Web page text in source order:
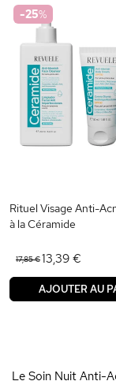
-25%
Rituel Visage Anti-
à la Céramide
17,85 €13,39 €
AJOUTER AU
Le Soin Nuit Anti-